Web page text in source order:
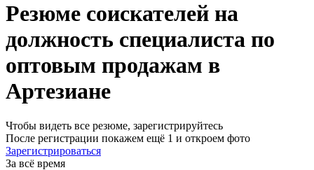
Резюме соискателей на
должность специалиста по
оптовым продажам в
Артезиане
Чтобы видеть все резюме, зарегистрируйтесь
После регистрации покажем ещё 1 и откроем фото
Зарегистрироваться
За всё время